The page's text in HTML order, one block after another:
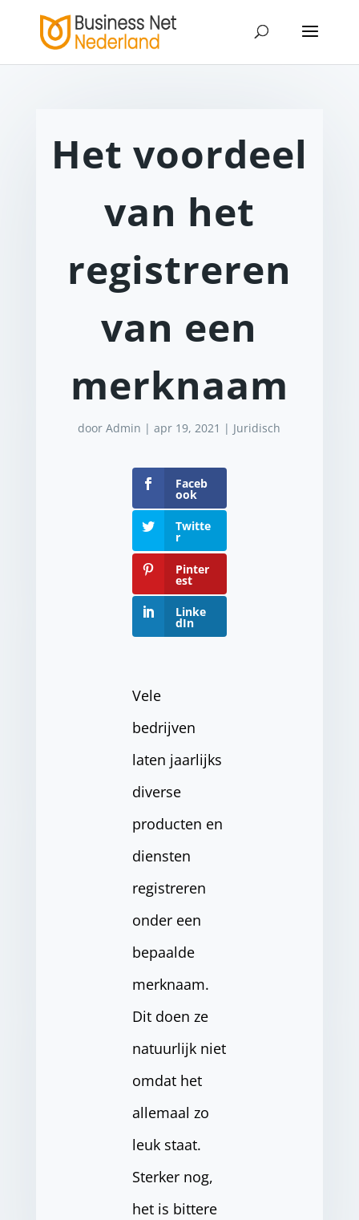
Het voordeel
van het
registreren
van een
merknaam
doorAdmin |apr 19, 2021 | Juridisch
Faceb
ook
Twitte
r
Pinter
est
Linke
dIn
Vele
bedrijven
laten jaarlijks
diverse
producten en
diensten
registreren
onder een
bepaalde
merknaam.
Dit doen ze
natuurlijk niet
omdat het
allemaal zo
leuk staat.
Sterker nog,
het is bittere